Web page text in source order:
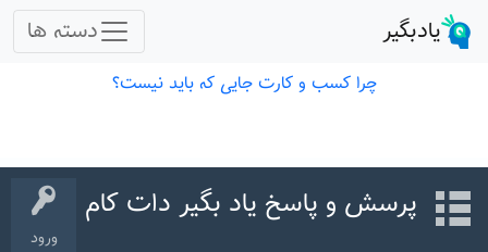
ورود
پرسش و پاسخ یاد بگیر دات کام